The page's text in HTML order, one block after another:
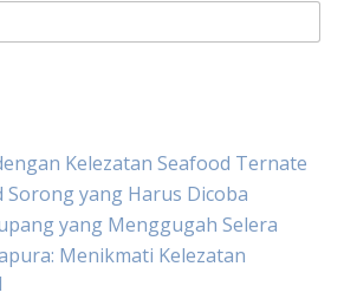
Kelezatan Seafood Ternate
Sorong yang Harus Dicoba
yang Menggugah Selera
Menikmati Kelezatan